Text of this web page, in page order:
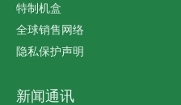
特制机盒
全球销售网络
隐私保护声明
新闻通讯